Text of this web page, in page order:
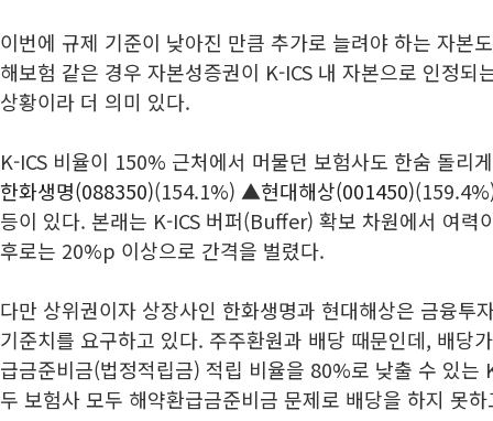
이번에 규제 기준이 낮아진 만큼 추가로 늘려야 하는 자본
해보험 같은 경우 자본성증권이 K-ICS 내 자본으로 인정되
상황이라 더 의미 있다.
K-ICS 비율이 150% 근처에서 머물던 보험사도 한숨 돌리
한화생명(088350)(154.1%) ▲현대해상(001450)
등이 있다. 본래는 K-ICS 버퍼(Buffer) 확보 차원에서 여력
후로는 20%p 이상으로 간격을 벌렸다.
다만 상위권이자 상장사인 한화생명과 현대해상은 금융투
기준치를 요구하고 있다. 주주환원과 배당 때문인데, 배당
급금준비금(법정적립금) 적립 비율을 80%로 낮출 수 있는
두 보험사 모두 해약환급금준비금 문제로 배당을 하지 못